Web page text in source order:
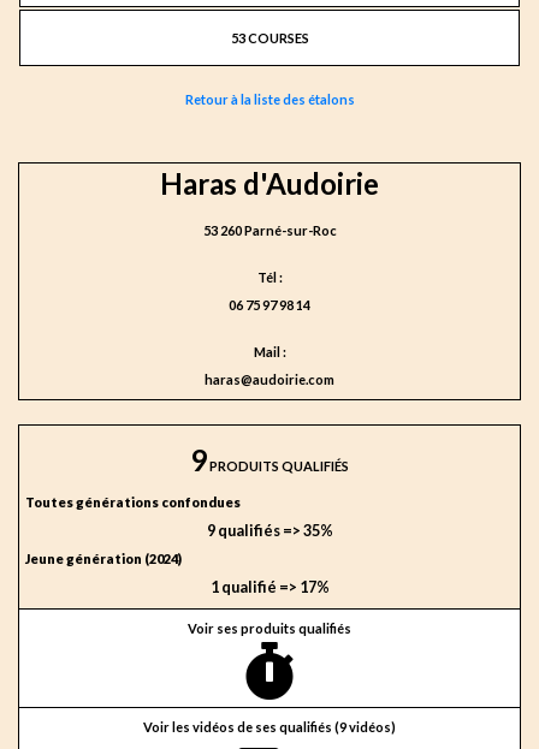
53 COURSES
Retour à la liste des étalons
Haras d'Audoirie
53 260 Parné-sur-Roc
Tél :
06 75 97 98 14
Mail :
haras@audoirie.com
9PRODUITS QUALIFIÉS
Toutes générations confondues
9 qualifiés => 35%
Jeune génération (2024)
1 qualifié => 17%
Voir ses produits qualifiés
Voir les vidéos de ses qualifiés (9 vidéos)